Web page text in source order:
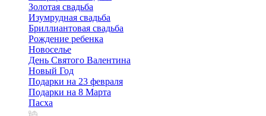
Золотая свадьба
Изумрудная свадьба
Бриллиантовая свадьба
Рождение ребенка
Новоселье
День Святого Валентина
Новый Год
Подарки на 23 февраля
Подарки на 8 Марта
Пасха